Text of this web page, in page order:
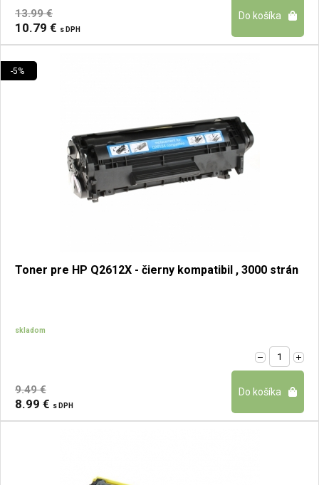
13.99 €
10.79 € s DPH
-5%
Toner pre HP Q2612X - čierny kompatibil , 3000 strán
skladom
9.49 €
8.99 € s DPH